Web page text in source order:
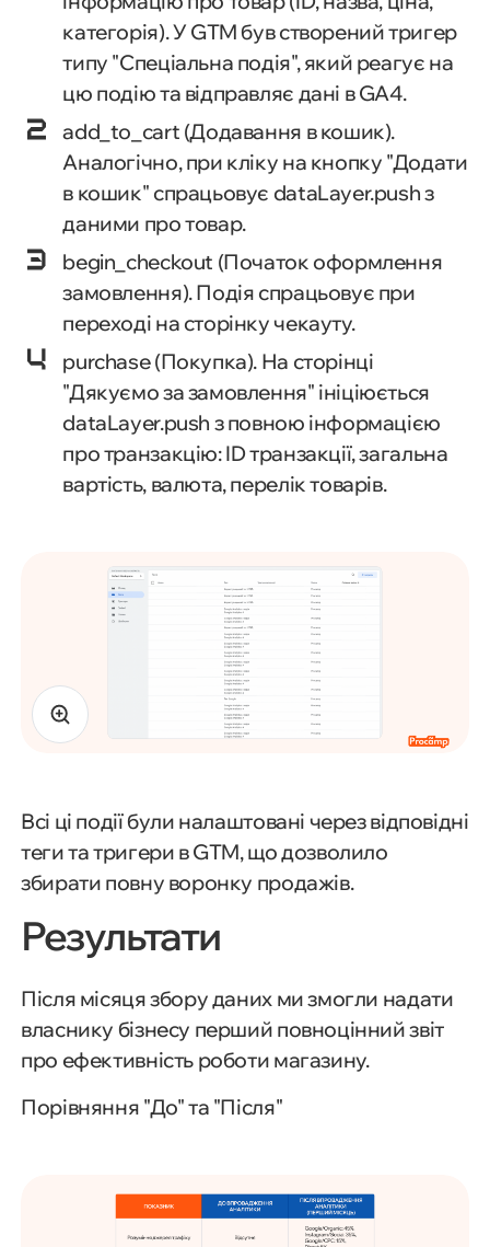
категорія). У GTM був створений тригер
типу "Спеціальна подія", який реагує на
цю подію та відправляє дані в GA4.
add_to_cart (Додавання в кошик).
Аналогічно, при кліку на кнопку "Додати
в кошик" спрацьовує dataLayer.push з
даними про товар.
begin_checkout (Початок оформлення
замовлення). Подія спрацьовує при
переході на сторінку чекауту.
purchase (Покупка). На сторінці
"Дякуємо за замовлення" ініціюється
dataLayer.push з повною інформацією
про транзакцію: ID транзакції, загальна
вартість, валюта, перелік товарів.
Всі ці події були налаштовані через відповідні
теги та тригери в GTM, що дозволило
збирати повну воронку продажів.
Результати
Після місяця збору даних ми змогли надати
власнику бізнесу перший повноцінний звіт
про ефективність роботи магазину.
Порівняння "До" та "Після"